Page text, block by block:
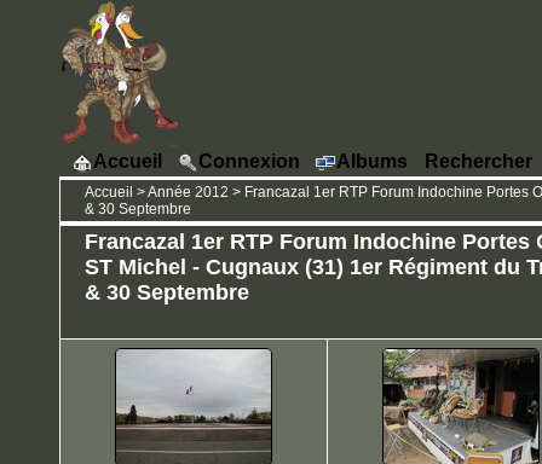
Accueil Connexion Albums Rechercher
Accueil >Année 2012 > Francazal 1er RTP Forum Indochine Portes
& 30 Septembre
Francazal 1er RTP Forum Indochine Portes
ST Michel - Cugnaux (31) 1er Régiment du
& 30 Septembre